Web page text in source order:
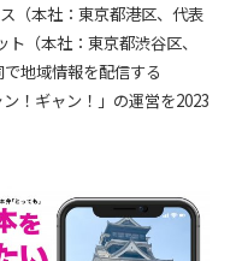
（本社：東京都港区、代表
（本社：東京都渋谷区、
地域情報を配信する
！ギャン！」の運営を2023